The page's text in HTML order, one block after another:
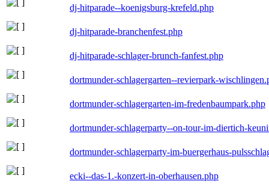
dj-hitparade--koenigsburg-krefeld.php
dj-hitparade-branchenfest.php
dj-hitparade-schlager-brunch-fanfest.php
dortmunder-schlagergarten--revierpark-
dortmunder-schlagergarten-im-fredenbaumpark.php
dortmunder-schlagerparty--on-tour-im-diertich-
dortmunder-schlagerparty-im-buergerhaus-
ecki--das-1.-konzert-in-oberhausen.php